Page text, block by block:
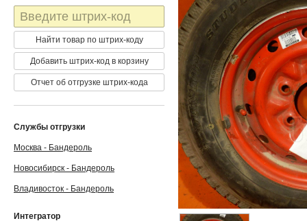
Штрих-
код
Найти товар по штрих-коду
Добавить штрих-код в корзину
Отчет об отгрузке штрих-кода
Службы отгрузки
Москва - Бандероль
Новосибирск - Бандероль
Владивосток - Бандероль
Интегратор